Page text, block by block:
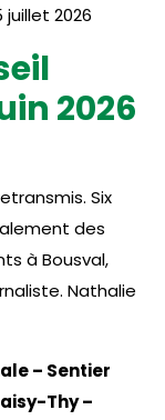
juillet 2026
2026
Six
des
à Bousval,
Nathalie
– Sentier
Thy –